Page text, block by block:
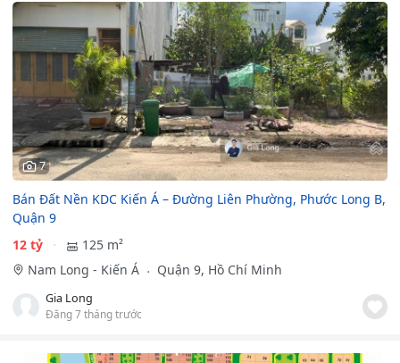
7
Bán Đất Nền KDC Kiến Á – Đường Liên Phường, Phước Long B,
Quận 9
12 tỷ
125 m²
Nam Long - Kiến Á
Quận 9, Hồ Chí Minh
Gia Long
Đăng 7 tháng trước